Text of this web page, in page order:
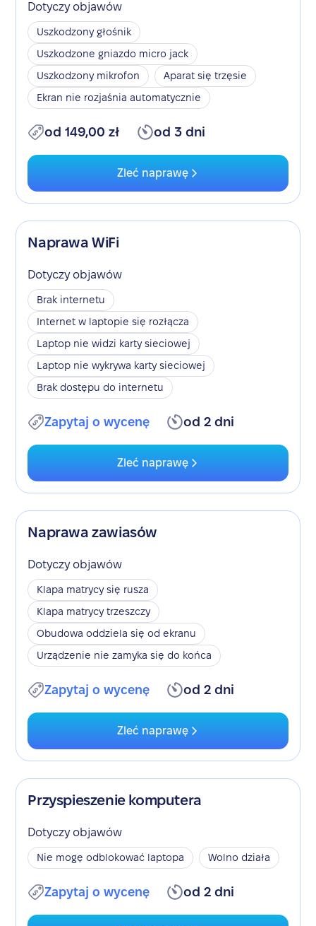
Dotyczy objawów
Uszkodzony głośnik
Uszkodzone gniazdo micro jack
Uszkodzony mikrofon
Aparat się trzęsie
Ekran nie rozjaśnia automatycznie
od 149,00 zł od 3 dni
Zleć naprawę
Naprawa WiFi
Dotyczy objawów
Brak internetu
Internet w laptopie się rozłącza
Laptop nie widzi karty sieciowej
Laptop nie wykrywa karty sieciowej
Brak dostępu do internetu
Zapytaj o wycenę od 2 dni
Zleć naprawę
Naprawa zawiasów
Dotyczy objawów
Klapa matrycy się rusza
Klapa matrycy trzeszczy
Obudowa oddziela się od ekranu
Urządzenie nie zamyka się do końca
Zapytaj o wycenę od 2 dni
Zleć naprawę
Przyspieszenie komputera
Dotyczy objawów
Nie mogę odblokować laptopa Wolno działa
Zapytaj o wycenę od 2 dni